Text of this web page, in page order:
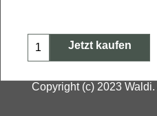
Jetzt kaufen
Copyright (c) 2023